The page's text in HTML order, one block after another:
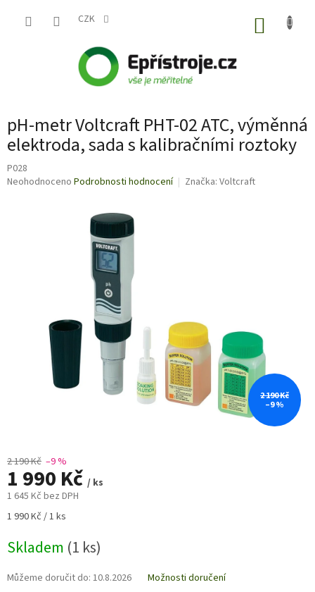
CZK
pH-metr Voltcraft PHT-02 ATC, výměnná
elektroda, sada s kalibračními roztoky
P028
Průměrné
Neohodnoceno Podrobnosti hodnocení Značka: Voltcraft
2 190 Kč
–9 %
2 190 Kč –9 %
1 990 Kč / ks
1 645 Kč bez DPH
Měrná
1 990 Kč / 1 ks
Skladem (1 ks)
Můžeme doručit do: 10.8.2026 Možnosti doručení